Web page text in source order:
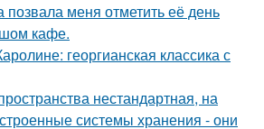
меня отметить её день
кафе.
георгианская классика с
нестандартная, на
системы хранения - они